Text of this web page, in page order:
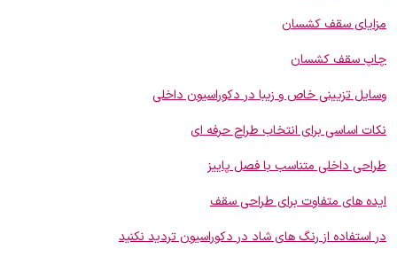
مزایای سقف کشسان
چاپ سقف کشسان
وسایل تزیینی خاص و زیبا در دکوراسیون داخلی
نکات اساسی برای انتخاب طراح حرفه ای
طراحی داخلی متناسب با فصل پاییز
ایده های متفاوت برای طراحی سقف
در استفاده از رنگ های شاد در دکوراسیون تردید نکنید